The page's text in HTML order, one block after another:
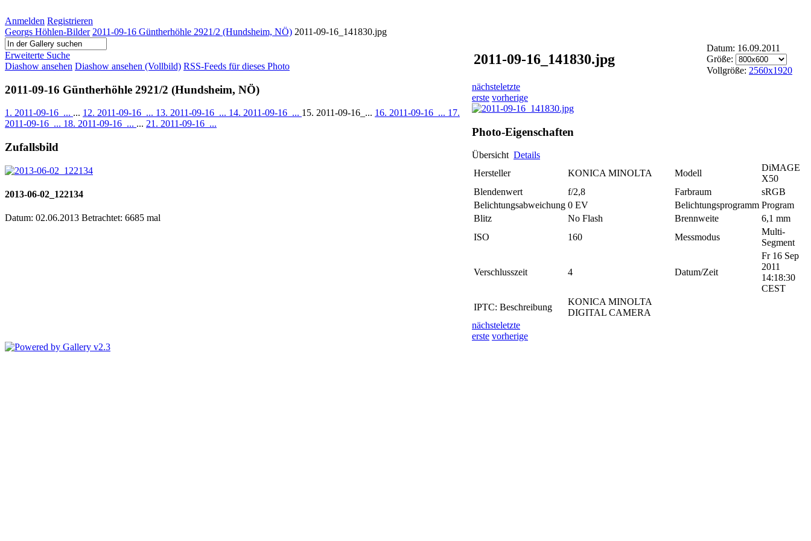
Anmelden Registrieren
Georgs Höhlen-Bilder 2011-09-16 Güntherhöhle 2921/2 (Hundsheim, NÖ) 2011-09-16_141830.jpg
Erweiterte Suche
Diashow ansehen Diashow ansehen (Vollbild) RSS-Feeds für dieses Photo
2011-09-16 Güntherhöhle 2921/2 (Hundsheim, NÖ)
1. 2011-09-16_... ... 12. 2011-09-16_... 13. 2011-09-16_... 14. 2011-09-16_... 15. 2011-09-16_... 16. 2011-09-16_... 17.
2011-09-16_... 18. 2011-09-16_... ... 21. 2011-09-16_...
Zufallsbild
2013-06-02_122134
Datum: 02.06.2013 Betrachtet: 6685 mal
2011-09-16_141830.jpg
Datum: 16.09.2011
Größe:
Vollgröße: 2560x1920
nächsteletzte
erste vorherige
Photo-Eigenschaften
Übersicht Details
Hersteller
KONICA MINOLTA Modell
DiMAGE
X50
Blendenwert
f/2,8 Farbraum
sRGB
Belichtungsabweichung 0 EV Belichtungsprogramm Program
Blitz
No Flash Brennweite
6,1 mm
ISO
160 Messmodus
Multi-
Segment
Verschlusszeit 4 Datum/Zeit
Fr 16 Sep
2011
14:18:30
CEST
IPTC: Beschreibung
KONICA MINOLTA
DIGITAL CAMERA
nächsteletzte
erste vorherige